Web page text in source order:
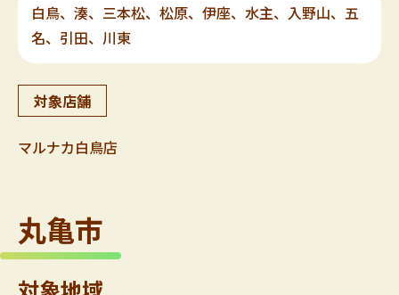
白鳥、湊、三本松、松原、伊座、水主、入野山、五
名、引田、川東
対象店舗
マルナカ白鳥店
丸亀市